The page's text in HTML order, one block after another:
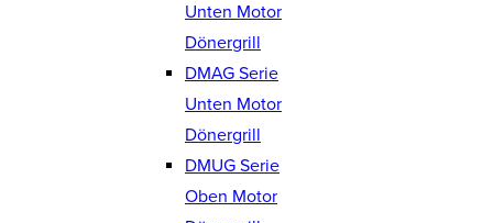
Unten Motor
Dönergrill
DMAG Serie
Unten Motor
Dönergrill
DMUG Serie
Oben Motor